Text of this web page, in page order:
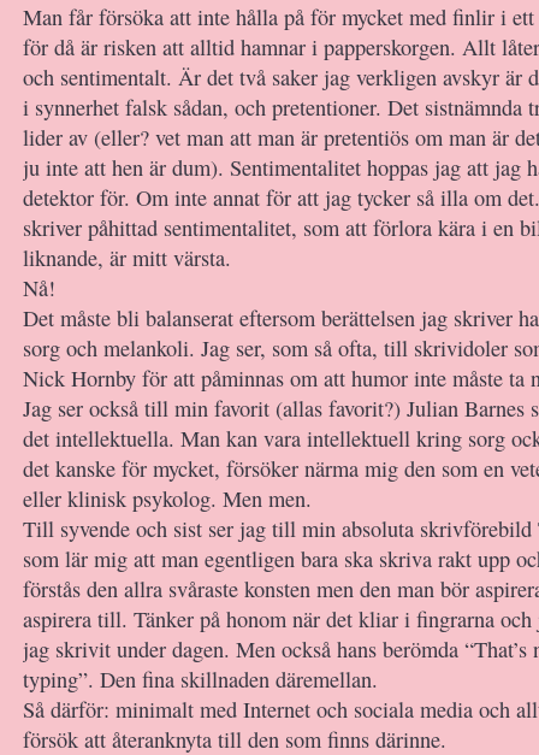
Man får försöka att inte hålla på för mycket med finlir i
för då är risken att alltid hamnar i papperskorgen. Allt
och sentimentalt. Är det två saker jag verkligen avskyr är
i synnerhet falsk sådan, och pretentioner. Det sistnämnda
lider av (eller? vet man att man är pretentiös om man är
ju inte att hen är dum). Sentimentalitet hoppas jag att jag
detektor för. Om inte annat för att jag tycker så illa om
skriver påhittad sentimentalitet, som att förlora kära i en
liknande, är mitt värsta.
Nå!
Det måste bli balanserat eftersom berättelsen jag skriver
sorg och melankoli. Jag ser, som så ofta, till skrividoler
Nick Hornby för att påminnas om att humor inte måste ta
Jag ser också till min favorit (allas favorit?) Julian Barnes
det intellektuella. Man kan vara intellektuell kring sorg
det kanske för mycket, försöker närma mig den som en
eller klinisk psykolog. Men men.
Till syvende och sist ser jag till min absoluta skrivförebild
som lär mig att man egentligen bara ska skriva rakt upp
förstås den allra svåraste konsten men den man bör
aspirera till. Tänker på honom när det kliar i fingrarna
jag skrivit under dagen. Men också hans berömda “That’s
typing”. Den fina skillnaden däremellan.
Så därför: minimalt med Internet och sociala media och
försök att återanknyta till den som finns därinne.